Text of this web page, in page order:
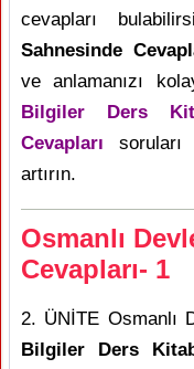
cevapları
Sahnesinde
ve anlamanızı
Bilgiler Ders
Cevapları soruları
artırın.
Osmanlı
Cevapları- 1
2. ÜNİTE Osmanlı
Bilgiler Ders